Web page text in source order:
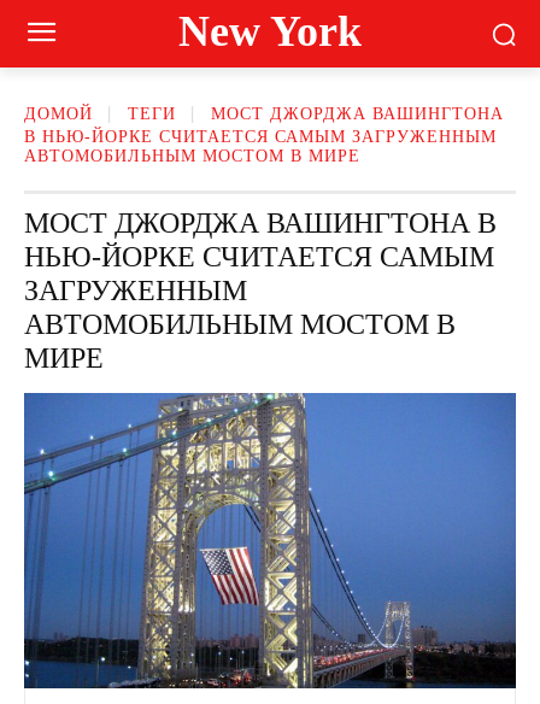
New York
ДОМОЙ ТЕГИ
МОСТ ДЖОРДЖА ВАШИНГТОНА
В НЬЮ-ЙОРКЕ СЧИТАЕТСЯ САМЫМ ЗАГРУЖЕННЫМ
АВТОМОБИЛЬНЫМ МОСТОМ В МИРЕ
МОСТ ДЖОРДЖА ВАШИНГТОНА В
НЬЮ-ЙОРКЕ СЧИТАЕТСЯ САМЫМ
ЗАГРУЖЕННЫМ
АВТОМОБИЛЬНЫМ МОСТОМ В
МИРЕ